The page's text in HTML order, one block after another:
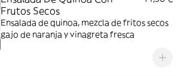
Frutos Secos
Ensalada de quinoa, mezcla de fritos secos
gajo de naranja y vinagreta fresca